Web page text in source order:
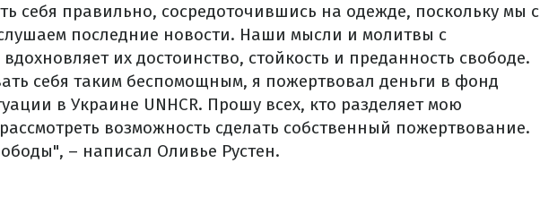
себя правильно, сосредоточившись на одежде, поскольку мы с
последние новости. Наши мысли и молитвы с
их достоинство, стойкость и преданность свободе.
себя таким беспомощным, я пожертвовал деньги в фонд
в Украине UNHCR. Прошу всех, кто разделяет мою
возможность сделать собственный пожертвование.
– написал Оливье Рустен.